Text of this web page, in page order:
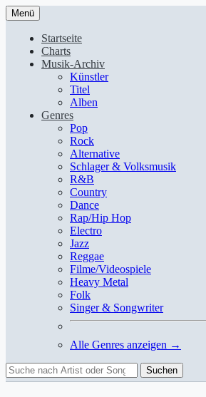
Menü
Startseite
Charts
Musik-Archiv
Künstler
Titel
Alben
Genres
Pop
Rock
Alternative
Schlager & Volksmusik
R&B
Country
Dance
Rap/Hip Hop
Electro
Jazz
Reggae
Filme/Videospiele
Heavy Metal
Folk
Singer & Songwriter
Alle Genres anzeigen →
Suchen